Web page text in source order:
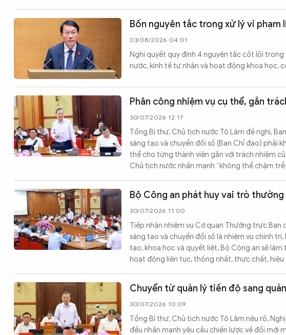
Bốn nguyên tắc trong xử lý vi phạm
03/08/2026 04:01
Nghị quyết quy định 4 nguyên tắc cốt lõi trong
nước, kinh tế tư nhân và hoạt động khoa học,
Phân công nhiệm vụ cụ thể, gắn
30/07/2026 12:17
Tổng Bí thư, Chủ tịch nước Tô Lâm đề nghị,
sáng tạo và chuyển đổi số (Ban Chỉ đạo) phải
thể cho từng thành viên gắn với trách nhiệm
Chủ tịch nước nhấn mạnh “không thể chậm
Bộ Công an phát huy vai trò
30/07/2026 11:00
Tiếp nhận nhiệm vụ Cơ quan Thường trực
sáng tạo và chuyển đổi số là nhiệm vụ chính
tạo, khoa học và quyết liệt, Bộ Công an sẽ
hoạt động liên tục, thống nhất, thực chất,
Chuyển từ quản lý tiến độ sang
30/07/2026 10:09
Tổng Bí thư, Chủ tịch nước Tô Lâm nêu rõ,
đều nhấn mạnh yêu cầu chiến lược về đổi